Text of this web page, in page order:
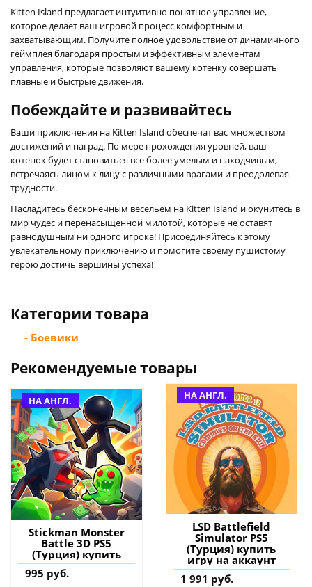
Kitten Island предлагает интуитивно понятное управление,
которое делает ваш игровой процесс комфортным и
захватывающим. Получите полное удовольствие от динамичного
геймплея благодаря простым и эффективным элементам
управления, которые позволяют вашему котенку совершать
плавные и быстрые движения.
Побеждайте и развивайтесь
Ваши приключения на Kitten Island обеспечат вас множеством
достижений и наград. По мере прохождения уровней, ваш
котенок будет становиться все более умелым и находчивым,
встречаясь лицом к лицу с различными врагами и преодолевая
трудности.
Насладитесь бесконечным весельем на Kitten Island и окунитесь в
мир чудес и перенасыщенной милотой, которые не оставят
равнодушным ни одного игрока! Присоединяйтесь к этому
увлекательному приключению и помогите своему пушистому
герою достичь вершины успеха!
Категории товара
- Боевики
Рекомендуемые товары
НА АНГЛ.
Stickman Monster
Battle 3D PS5
(Турция) купить
995 руб.
НА АНГЛ.
LSD Battlefield
Simulator PS5
(Турция) купить
игру на аккаунт
1 991 руб.